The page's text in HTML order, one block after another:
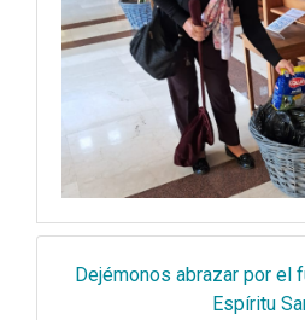
Dejémonos abrazar por el
Espíritu